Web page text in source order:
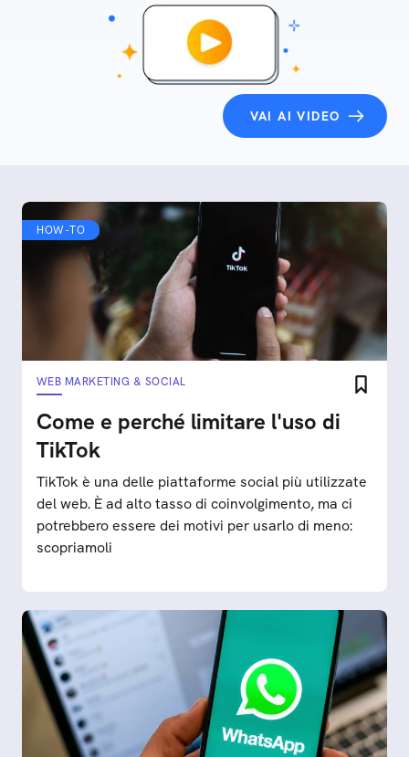
VAI AI VIDEO
HOW-TO
WEB MARKETING & SOCIAL
Come e perché limitare l'uso di
TikTok
TikTok è una delle piattaforme social più utilizzate
del web. È ad alto tasso di coinvolgimento, ma ci
potrebbero essere dei motivi per usarlo di meno:
scopriamoli